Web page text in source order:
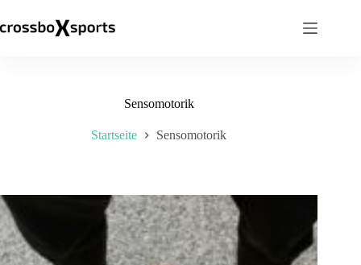
springen
Sensomotorik
Startseite Sensomotorik